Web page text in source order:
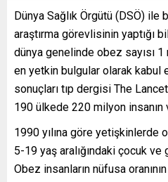
Dünya Sağlık Örgütü (DSÖ) ile
araştırma görevlisinin yaptığı
dünya genelinde obez sayısı
en yetkin bulgular olarak kabul
sonuçları tıp dergisi The
190 ülkede 220 milyon insanın
1990 yılına göre yetişkinlerde
5-19 yaş aralığındaki çocuk ve
Obez insanların nüfusa